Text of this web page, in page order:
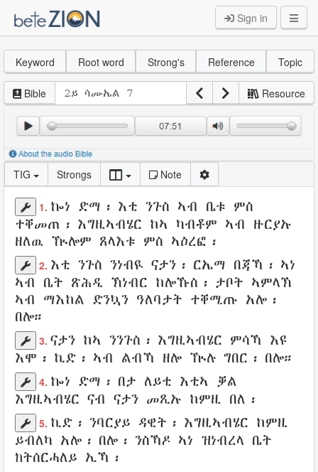
Sign in
Keyword Root word Strong's Reference Topic
Bible Resource
TIG Strongs Note
1. ኰነ ድማ፡ እቲ ንጉስ ኣብ ቤቱ ምስ
ተቐመጠ ፡ እግዚኣብሄር ከኣ ካብቶም ኣብ ዙርያኡ
ዘለዉ ዂሎም ጸላእቱ ምስ ኣዕረፎ ፡
2. እቲ ንጉስ ንነብዪ ናታን ፡ ርኤማ በጃኻ፡ ኣነ
ኣብ ቤት ጽሕዲ ኽነብር ከሎኹስ፡ ታቦት ኣምላኽ
ኣብ ማእከል ድንኳን ዓለባታት ተቐሚጡ አሎ፡
በሎ።
3. ናታን ከኣ ንንጉስ ፡ እግዚኣብሄር ምሳኻ እዩ
እሞ፡ ኪድ ፡ ኣብ ልብኻ ዘሎ ዂሉ ግበር ፡ በሎ።
4. ኰነ ድማ፡ በታ ለይቲ እቲኣ ቓል
እግዚኣብሄር ናብ ናታን መጺኡ ከምዚ በለ ፡
5. ኪድ ፡ ንባርያይ ዳዊት ፡ እግዚኣብሄር ከምዚ
ይብለካ አሎ፡ በሎ ፡ ንስኻዶ ኣነ ዝነብረላ ቤት
ክትሰርሓለይ ኢኻ፡